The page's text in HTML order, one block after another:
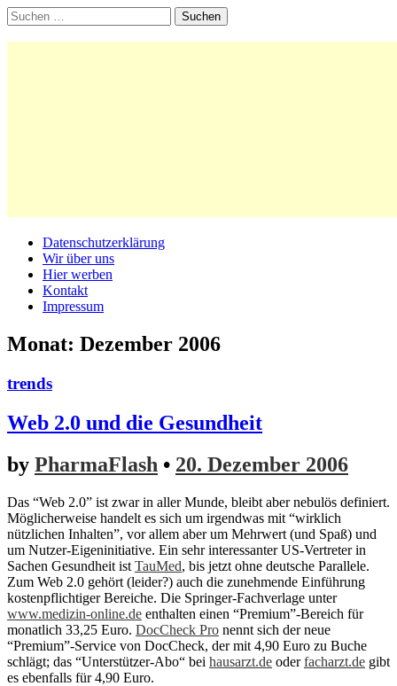
Suchen
nach:
Main
menu
Skip
content
Datenschutzerklärung
Wir über uns
Hier werben
Kontakt
Impressum
Monat: Dezember 2006
trends
Web 2.0 und die Gesundheit
by PharmaFlash • 20. Dezember 2006
Das “Web 2.0” ist zwar in aller Munde, bleibt aber nebulös definiert.
Möglicherweise handelt es sich um irgendwas mit “wirklich
nützlichen Inhalten”, vor allem aber um Mehrwert (und Spaß) und
um Nutzer-Eigeninitiative. Ein sehr interessanter US-Vertreter in
Sachen Gesundheit ist TauMed, bis jetzt ohne deutsche Parallele.
Zum Web 2.0 gehört (leider?) auch die zunehmende Einführung
kostenpflichtiger Bereiche. Die Springer-Fachverlage unter
www.medizin-online.de enthalten einen “Premium”-Bereich für
monatlich 33,25 Euro. DocCheck Pro nennt sich der neue
“Premium”-Service von DocCheck, der mit 4,90 Euro zu Buche
schlägt; das “Unterstützer-Abo“ bei hausarzt.de oderfacharzt.de gibt
es ebenfalls für 4,90 Euro.